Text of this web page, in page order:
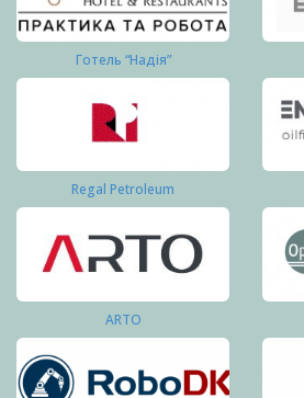
Готель “Надія”
Regal Petroleum
ARTO